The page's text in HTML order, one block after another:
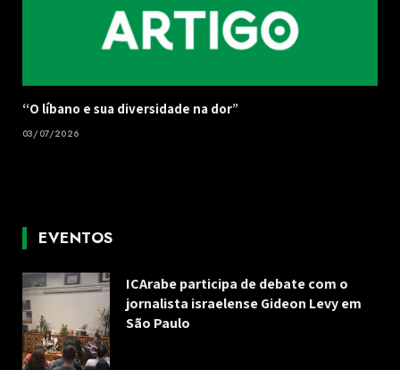
“O líbano e sua diversidade na dor”
03/07/2026
EVENTOS
ICArabe participa de debate com o
jornalista israelense Gideon Levy em
São Paulo